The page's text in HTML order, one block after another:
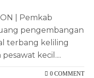
| Pemkab
pengembangan
terbang keliling
kecil....
0 COMMENT